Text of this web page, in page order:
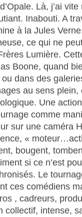
Là, j’ai
Inabouti. A
à la Jules
ce qui ne
Lumière.
Boone, quand
ou dans des
au sens
Une
comme
sur une caméra
«
bougent,
si ce n’est
Le
ces comédiens
, cadreurs,
collectif, intense,